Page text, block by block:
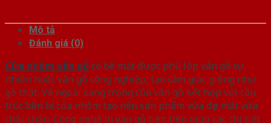
Mô tả
Đánh giá (0)
Cửa nhôm vân gỗcó bề mặt được phủ lớp vân gỗ tự
nhiên hoặc vân gỗ công nghiệp, tạo cảm giác giống như
gỗ thật. Vẻ ngoài sang trọng của vân gỗ kết hợp với cấu
trúc bền bỉ của nhôm tạo nên sản phẩm vừa đẹp mắt vừa
chắc chắn. Công nghệ in vân gỗ tiên tiến giúp các chi tiết